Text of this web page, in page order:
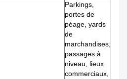
Parkings,
portes de
péage, yards
de
marchandises,
passages à
niveau, lieux
commerciaux,